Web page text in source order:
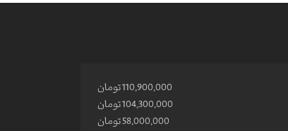
110,900,000 تومان
104,300,000 تومان
58,000,000 تومان